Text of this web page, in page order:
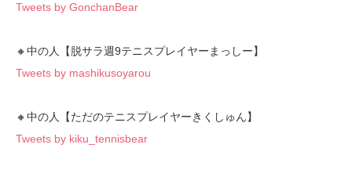
Tweets by GonchanBear
🔸中の人【脱サラ週9テニスプレイヤーまっしー】
Tweets by mashikusoyarou
🔸中の人【ただのテニスプレイヤーきくしゅん】
Tweets by kiku_tennisbear